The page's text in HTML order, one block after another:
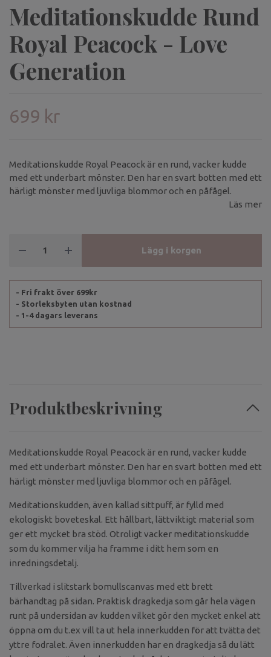
Meditationskudde Rund
Royal Peacock - Love
Generation
699 kr
Meditationskudde Royal Peacock är en rund, vacker kudde
med ett underbart mönster. Den har en svart botten med ett
härligt mönster med ljuvliga blommor och en påfågel.
Läs mer
Lägg i korgen
- Fri frakt över 699kr
- Storleksbyten utan kostnad
- 1-4 dagars leverans
Produktbeskrivning
Meditationskudde Royal Peacock är en rund, vacker kudde
med ett underbart mönster. Den har en svart botten med ett
härligt mönster med ljuvliga blommor och en påfågel.
Meditationskudden, även kallad sittpuff, är fylld med
ekologiskt boveteskal. Ett hållbart, lättviktigt material som
ger ett mycket bra stöd. Otroligt vacker meditationskudde
som du kommer vilja ha framme i ditt hem som en
inredningsdetalj.
Tillverkad i slitstark bomullscanvas med ett brett
bärhandtag på sidan. Praktisk dragkedja som går hela vägen
runt på undersidan av kudden vilket gör den mycket enkel att
öppna om du t.ex vill ta ut hela innerkudden för att tvätta det
yttre fodralet. Även innerkudden har en dragkedja så du lätt